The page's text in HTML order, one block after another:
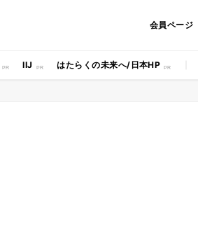
会員ページ
IIJ はたらくの未来へ/日本HP